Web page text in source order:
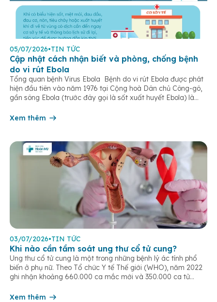
05/07/2026•TIN TỨC
Cập nhật cách nhận biết và phòng, chống bệnh
do vi rút Ebola
Tổng quan bệnh Virus Ebola Bệnh do vi rút Ebola được phát
hiện đầu tiên vào năm 1976 tại Cộng hoà Dân chủ Công-gô,
gần sông Ebola (trước đây gọi là sốt xuất huyết Ebola) là
dịch. Bệnh lây truyền do tiếp xúc trực […]
Xem thêm
03/07/2026•TIN TỨC
Khi nào cần tầm soát ung thư cổ tử cung?
Ung thư cổ tử cung là một trong những bệnh lý ác tính phổ
biến ở phụ nữ. Theo Tổ chức Y tế Thế giới (WHO), năm 2022
ghi nhận khoảng 660.000 ca mắc mới và 350.000 ca tử
cổ tử […]
Xem thêm